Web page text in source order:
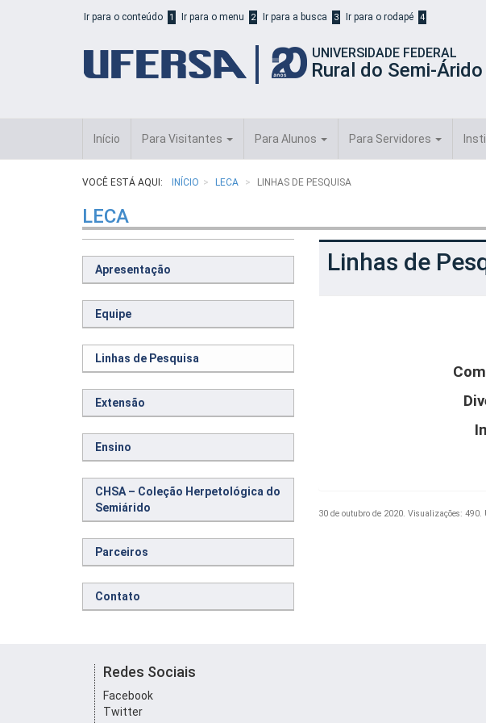
Ir para o conteúdo 1 Ir para o menu 2 Ir para a busca 3 Ir para o rodapé 4
UNIVERSIDADE FEDERAL
Rural do Semi-Árido
Início Para Visitantes Para Alunos Para Servidores
VOCÊ ESTÁ AQUI: INÍCIO LECA LINHAS DE PESQUISA
LECA
Apresentação
Equipe
Linhas de Pesquisa
Extensão
Ensino
CHSA – Coleção Herpetológica do
Semiárido
Parceiros
Contato
Linhas de
30 de outubro de 2020. Visualizações: 490.
Redes Sociais
Facebook
Twitter